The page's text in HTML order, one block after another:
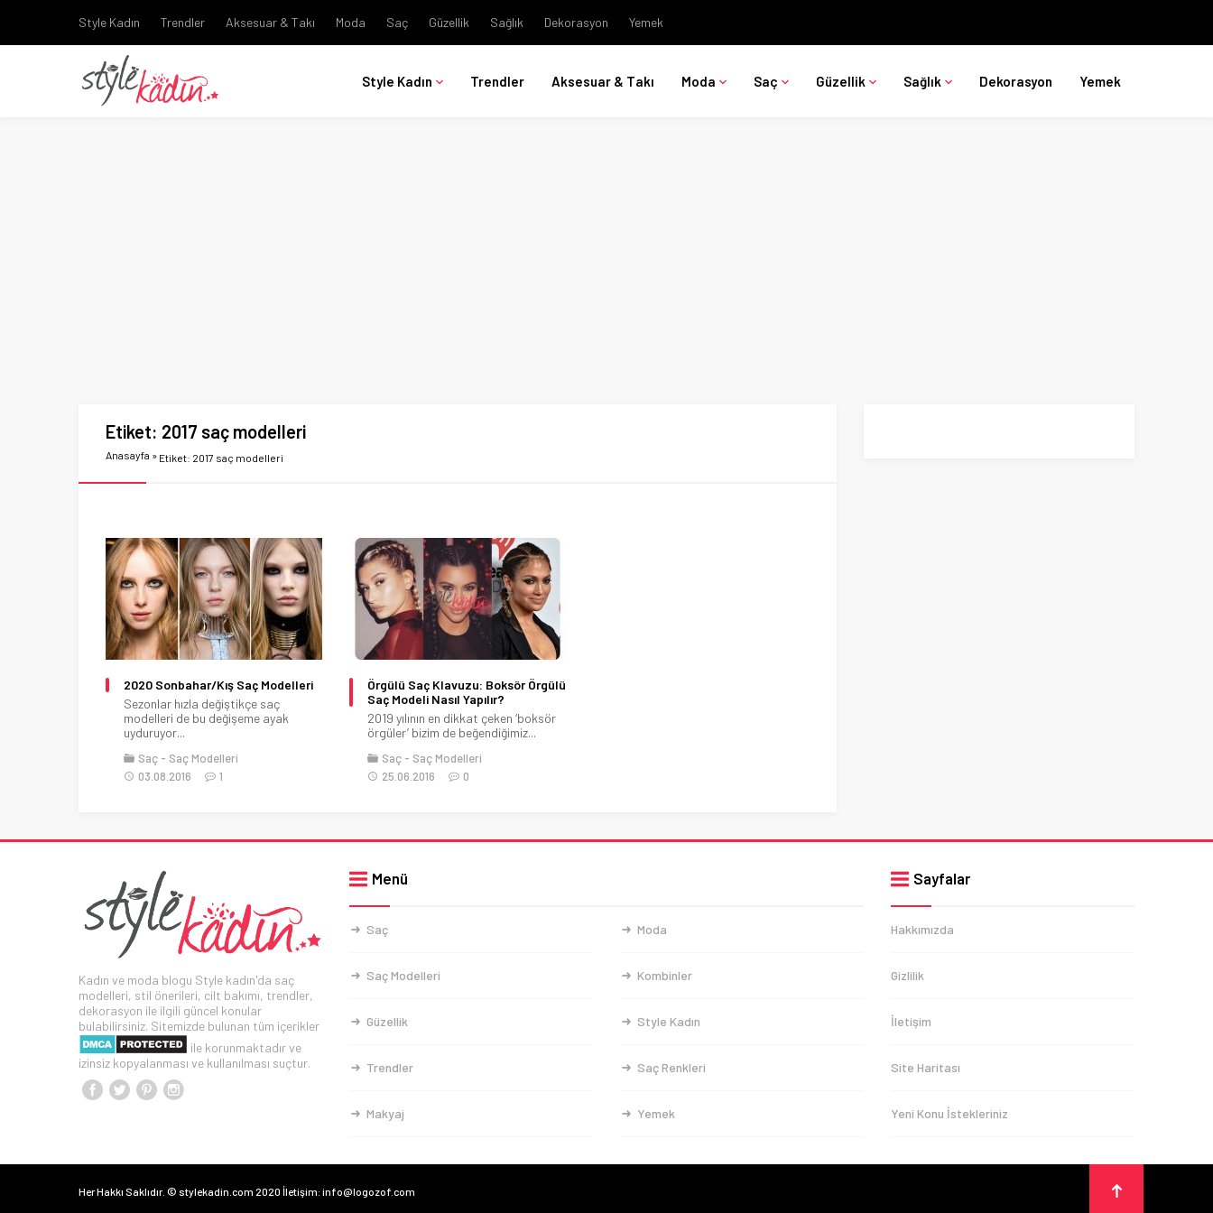
Style Kadın Trendler Aksesuar & Takı Moda Saç Güzellik Sağlık Dekorasyon Yemek
Style Kadın Trendler Aksesuar & Takı Moda Saç Güzellik Sağlık Dekorasyon Yemek
Etiket: 2017 saç modelleri
Anasayfa » Etiket: 2017 saç modelleri
2020 Sonbahar/Kış Saç Modelleri
Sezonlar hızla değiştikçe saç
modelleri de bu değişeme ayak
uyduruyor...
Saç
Saç Modelleri
03.08.2016
1
Örgülü Saç Klavuzu: Boksör Örgülü
Saç Modeli Nasıl Yapılır?
2019 yılının en dikkat çeken ‘boksör
örgüler’ bizim de beğendiğimiz...
Saç
Saç Modelleri
25.06.2016
0
Kadın ve moda blogu Style kadın'da saç
modelleri, stil önerileri, cilt bakımı, trendler,
dekorasyon ile ilgili güncel konular
bulabilirsiniz. Sitemizde bulunan tüm içerikler
ile korunmaktadır ve
izinsiz kopyalanması ve kullanılması suçtur.
Menü
Saç Moda
Saç Modelleri Kombinler
Güzellik Style Kadın
Trendler Saç Renkleri
Makyaj Yemek
Sayfalar
Hakkımızda
Gizlilik
İletişim
Site Haritası
Yeni Konu İstekleriniz
Her Hakkı Saklıdır. © stylekadin.com 2020 İletişim: info@logozof.com